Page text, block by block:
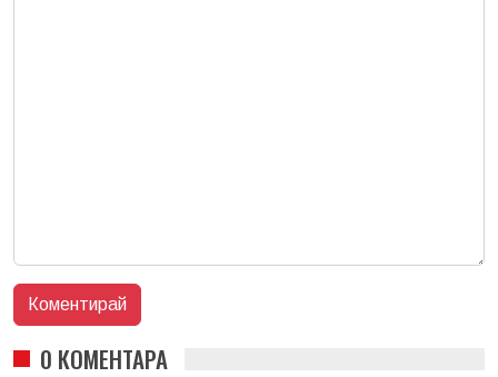
0 КОМЕНТАРА